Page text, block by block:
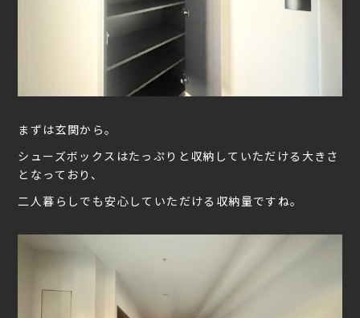
まずは玄関から。
シューズボックスはたっぷりと収納していただける大きさ
となっており、
二人暮らしでも安心していただける収納量ですね。